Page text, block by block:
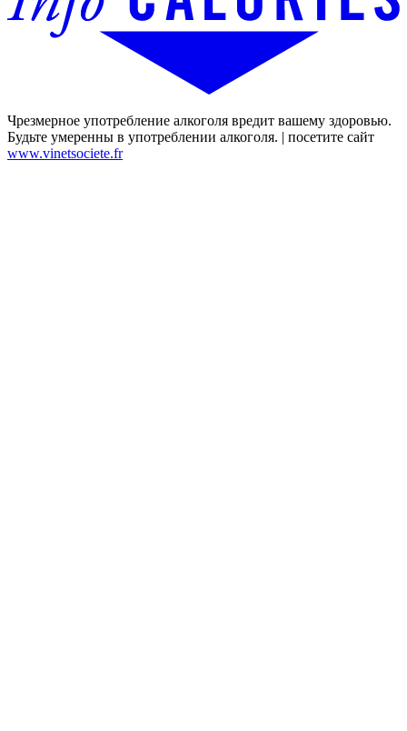
Чрезмерное употребление алкоголя вредит вашему здоровью.
Будьте умеренны в употреблении алкоголя. | посетите сайт
www.vinetsociete.fr